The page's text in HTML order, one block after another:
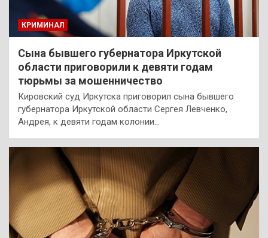
КРИМИНАЛ
Сына бывшего губернатора Иркутской
области приговорили к девяти годам
тюрьмы за мошенничество
Кировский суд Иркутска приговорил сына бывшего
губернатора Иркутской области Сергея Левченко,
Андрея, к девяти годам колонии…